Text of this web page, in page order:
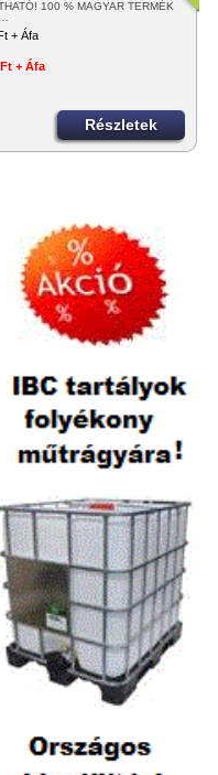
100 % MAGYAR TERMÉK
+ Áfa
+ Áfa
Részletek